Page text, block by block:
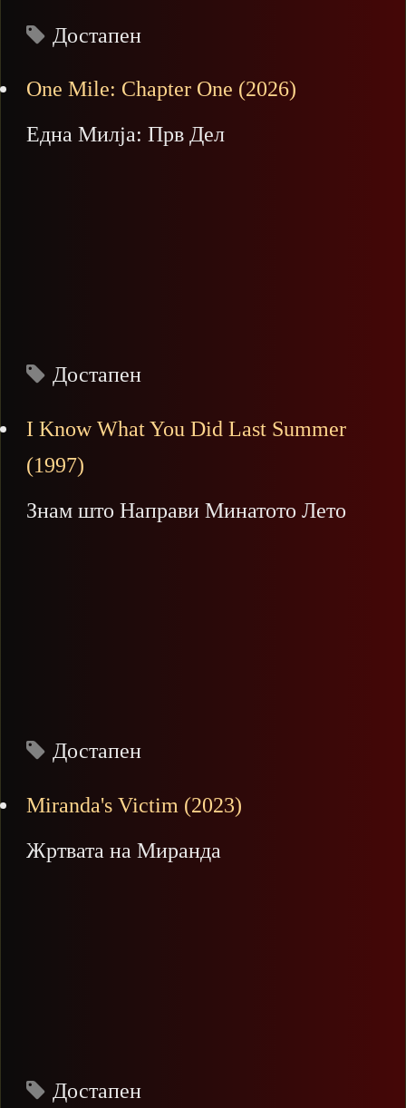
Достапен
One Mile: Chapter One (2026)
Една Милја: Прв Дел
Достапен
I Know What You Did Last Summer
(1997)
Знам што Направи Минатото Лето
Достапен
Miranda's Victim (2023)
Жртвата на Миранда
Достапен